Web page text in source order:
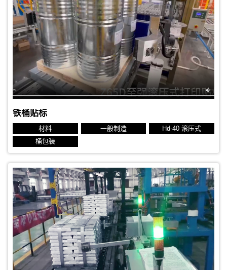
铁桶贴标
材料 一般制造
Hd-40 滚压式
桶包装
贴标对象：锭垛
贴标位置：侧面前端面
生产节拍：1分钟/件
标签规格：侧面100x40 mm前面70x40mm 热转印标签
贴标对象：铜板
贴标位置：顶面
生产节拍：15秒
标签规格：100x100 mm 热转印标签